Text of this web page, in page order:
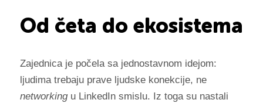
Od četa do ekosistema
Zajednica je počela sa jednostavnom idejom:
ljudima trebaju prave ljudske konekcije, ne
networkingu LinkedIn smislu. Iz toga su nastali